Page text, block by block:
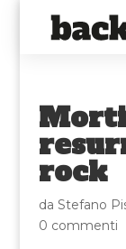
rock
da Stefano
0 commenti